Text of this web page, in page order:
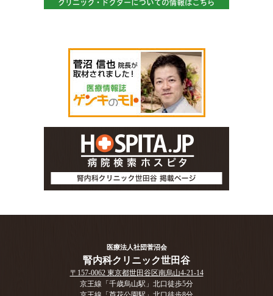
医療法人社団菅沼会
腎内科クリニック世田谷
〒157-0062 東京都世田谷区南烏山4-21-14
京王線「千歳烏山駅」北口徒歩5分